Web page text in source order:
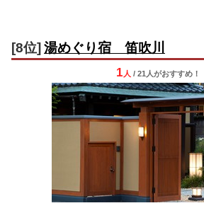
[8位] 湯めぐり宿 笛吹川
1 人 / 21人がおすすめ！